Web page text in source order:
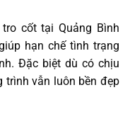
cốt tại Quảng Bình
hạn chế tình trạng
Đặc biệt dù có chịu
trình vẫn luôn bền đẹp